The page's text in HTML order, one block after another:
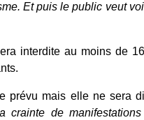
Et puis le public veut
interdite au moins de
prévu mais elle ne sera
crainte de